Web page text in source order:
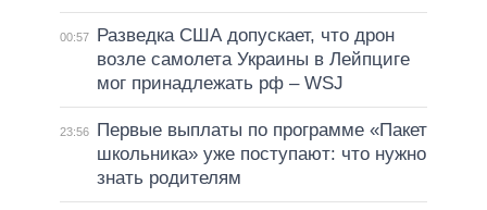
00:57
Разведка США допускает, что дрон
возле самолета Украины в Лейпциге
мог принадлежать рф – WSJ
23:56
Первые выплаты по программе «Пакет
школьника» уже поступают: что нужно
знать родителям